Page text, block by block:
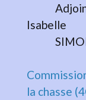
Adjointe
Isabelle
SIMON
la chasse